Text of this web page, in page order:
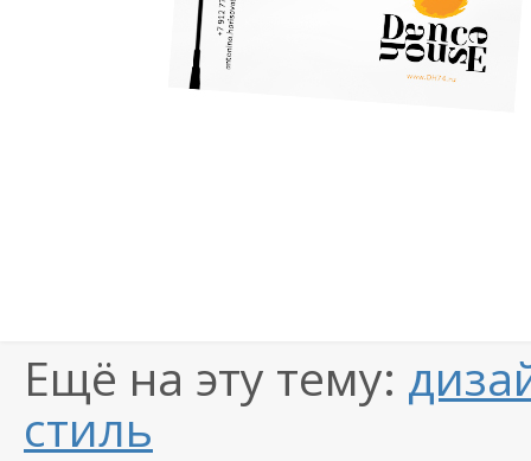
Ещё на эту тему:
стиль